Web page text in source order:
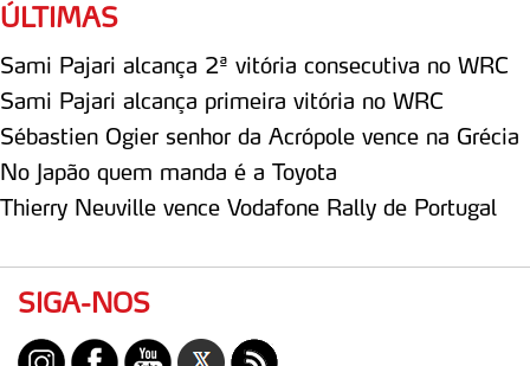
ÚLTIMAS
Sami Pajari alcança 2ª vitória consecutiva no WRC
Sami Pajari alcança primeira vitória no WRC
Sébastien Ogier senhor da Acrópole vence na Grécia
No Japão quem manda é a Toyota
Thierry Neuville vence Vodafone Rally de Portugal
SIGA-NOS